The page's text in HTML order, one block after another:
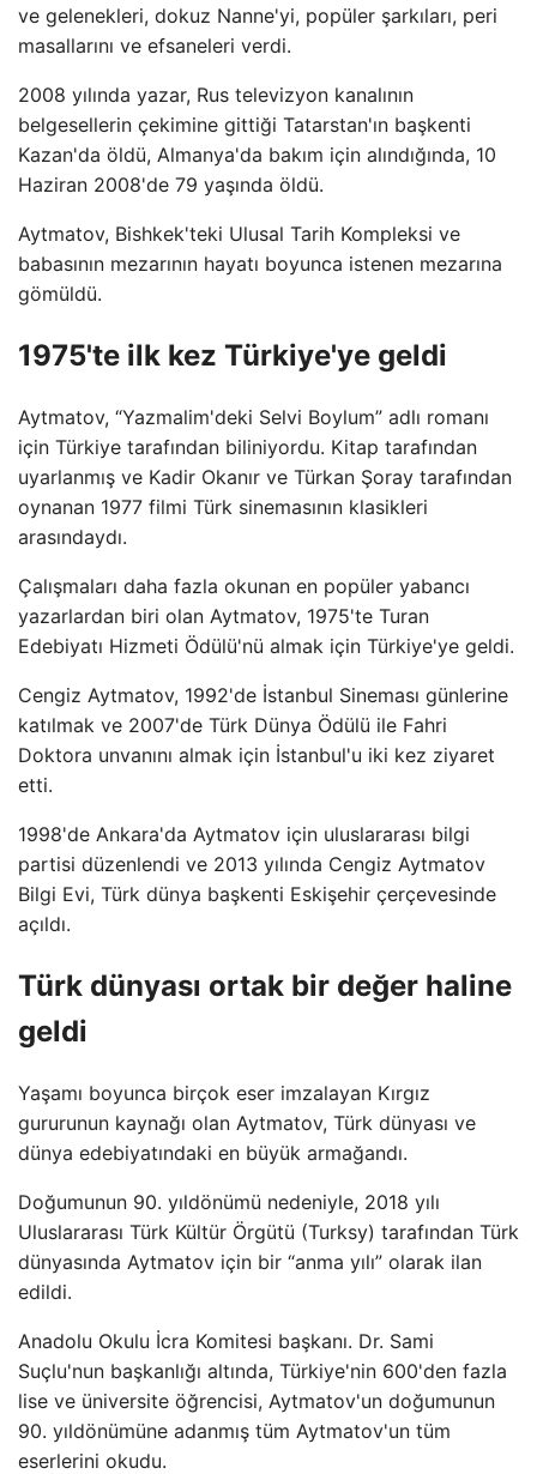
ve gelenekleri, dokuz Nanne'yi, popüler şarkıları, peri
masallarını ve efsaneleri verdi.
2008 yılında yazar, Rus televizyon kanalının
belgesellerin çekimine gittiği Tatarstan'ın başkenti
Kazan'da öldü, Almanya'da bakım için alındığında, 10
Haziran 2008'de 79 yaşında öldü.
Aytmatov, Bishkek'teki Ulusal Tarih Kompleksi ve
babasının mezarının hayatı boyunca istenen mezarına
gömüldü.
1975'te ilk kez Türkiye'ye geldi
Aytmatov, “Yazmalim'deki Selvi Boylum” adlı romanı
için Türkiye tarafından biliniyordu. Kitap tarafından
uyarlanmış ve Kadir Okanır ve Türkan Şoray tarafından
oynanan 1977 filmi Türk sinemasının klasikleri
arasındaydı.
Çalışmaları daha fazla okunan en popüler yabancı
yazarlardan biri olan Aytmatov, 1975'te Turan
Edebiyatı Hizmeti Ödülü'nü almak için Türkiye'ye geldi.
Cengiz Aytmatov, 1992'de İstanbul Sineması günlerine
katılmak ve 2007'de Türk Dünya Ödülü ile Fahri
Doktora unvanını almak için İstanbul'u iki kez ziyaret
etti.
1998'de Ankara'da Aytmatov için uluslararası bilgi
partisi düzenlendi ve 2013 yılında Cengiz Aytmatov
Bilgi Evi, Türk dünya başkenti Eskişehir çerçevesinde
açıldı.
Türk dünyası ortak bir değer haline
geldi
Yaşamı boyunca birçok eser imzalayan Kırgız
gururunun kaynağı olan Aytmatov, Türk dünyası ve
dünya edebiyatındaki en büyük armağandı.
Doğumunun 90. yıldönümü nedeniyle, 2018 yılı
Uluslararası Türk Kültür Örgütü (Turksy) tarafından Türk
dünyasında Aytmatov için bir “anma yılı” olarak ilan
edildi.
Anadolu Okulu İcra Komitesi başkanı. Dr. Sami
Suçlu'nun başkanlığı altında, Türkiye'nin 600'den fazla
lise ve üniversite öğrencisi, Aytmatov'un doğumunun
90. yıldönümüne adanmış tüm Aytmatov'un tüm
eserlerini okudu.